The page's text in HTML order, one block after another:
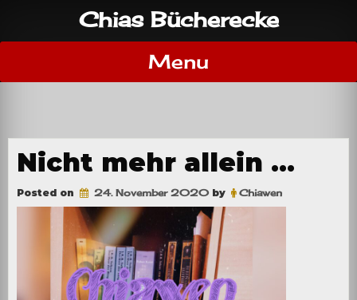
content
Chias Bücherecke
Menu
Nicht mehr allein …
Posted on 24. November 2020by Chiawen